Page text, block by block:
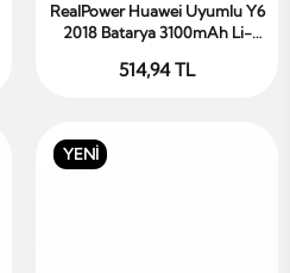
Sepete Ekle
RealPower Huawei Uyumlu Y6
2018 Batarya 3100mAh Li-
514,94 TL
YENİ